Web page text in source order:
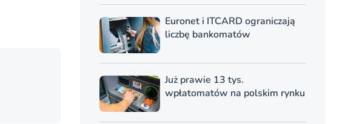
Euronet i ITCARD ograniczają
liczbę bankomatów
Już prawie 13 tys.
wpłatomatów na polskim rynku